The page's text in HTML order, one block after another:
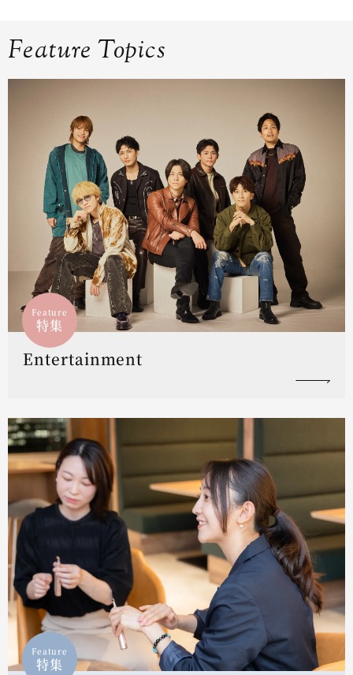
Feature Topics
Feature
特集
Entertainment
Feature
特集